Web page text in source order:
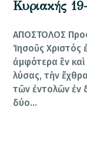
Κυριακής
ΑΠΟΣΤΟΛΟΣ
Ἰησοῦς Χριστός
ἀμφότερα ἓν
λύσας, τὴν
τῶν ἐντολῶν ἐν
δύο…